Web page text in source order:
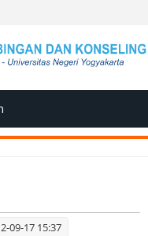
09-17 15:37